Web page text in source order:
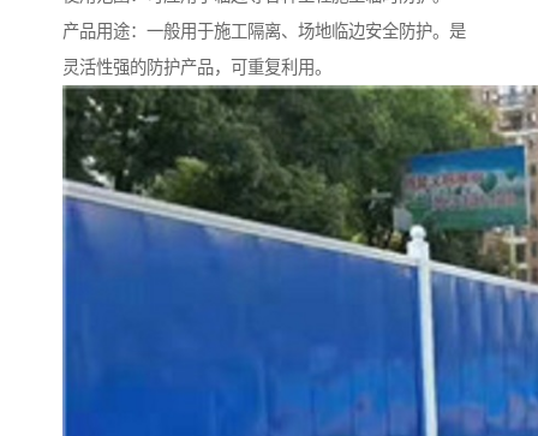
产品用途：一般用于施工隔离、场地临边安全防护。是
灵活性强的防护产品，可重复利用。